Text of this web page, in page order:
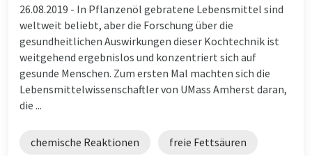
26.08.2019 - In Pflanzenöl gebratene Lebensmittel sind
weltweit beliebt, aber die Forschung über die
gesundheitlichen Auswirkungen dieser Kochtechnik ist
weitgehend ergebnislos und konzentriert sich auf
gesunde Menschen. Zum ersten Mal machten sich die
Lebensmittelwissenschaftler von UMass Amherst daran,
die ...
chemische Reaktionen freie Fettsäuren